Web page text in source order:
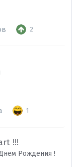
2
1
!!!
Рождения !